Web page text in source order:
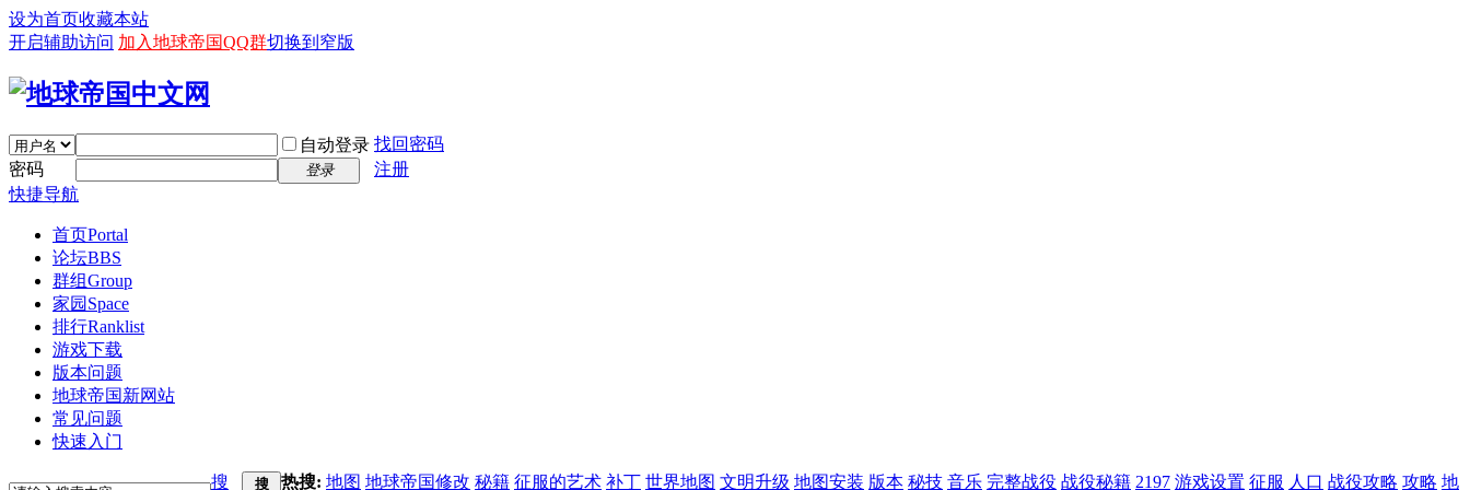
设为首页收藏本站
开启辅助访问 加入地球帝国QQ群切换到窄版
自动登录 找回密码
密码
登录
注册
快捷导航
首页Portal
论坛BBS
群组Group
家园 Space
排行Ranklist
游戏下载
版本问题
地球帝国新网站
常见问题
快速入门
搜 搜 热搜: 地图 地球帝国修改 秘籍 征服的艺术 补丁 世界地图 文明升级 地图安装 版本 秘技 音乐 完整战役 战役秘籍 2197 游戏设置 征服 人口 战役攻略 攻略 地